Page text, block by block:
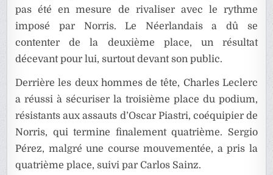
pas été en mesure de rivaliser avec le rythme
imposé par Norris. Le Néerlandais a dû se
contenter de la deuxième place, un résultat
décevant pour lui, surtout devant son public.
Derrière les deux hommes de tête, Charles Leclerc
a réussi à sécuriser la troisième place du podium,
résistants aux assauts d’Oscar Piastri, coéquipier de
Norris, qui termine finalement quatrième. Sergio
Pérez, malgré une course mouvementée, a pris la
quatrième place, suivi par Carlos Sainz.